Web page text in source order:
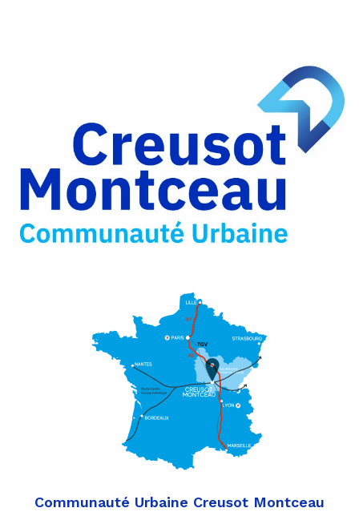
Facebook
Partager
Twitter
Partager
par
e-
mail
Communauté Urbaine Creusot Montceau